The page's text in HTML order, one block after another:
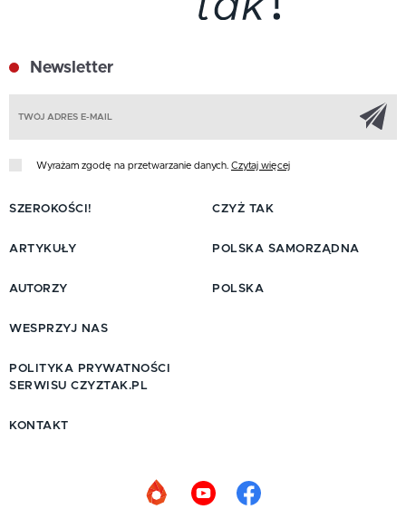
Newsletter
Wyrażam zgodę na przetwarzanie danych. Czytaj więcej
SZEROKOŚCI!
ARTYKUŁY
AUTORZY
CZYŻ TAK
POLSKA SAMORZĄDNA
POLSKA
WESPRZYJ NAS
POLITYKA PRYWATNOŚCI
SERWISU CZYZTAK.PL
KONTAKT